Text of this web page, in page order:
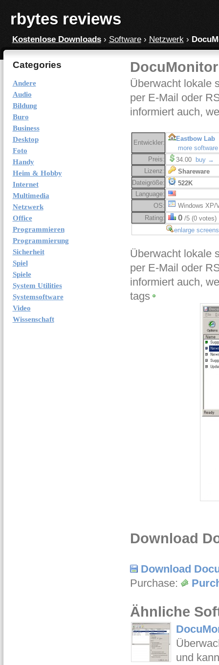
rbytes reviews
Kostenlose Downloads› Software› Netzwerk›
Categories
Andere
Audio
Bildung
Buro
Business
Desktop
Foto
Handy
Heim & Hobby
Internet
Multimedia
Netzwerk
Office
Programmieren
Programmierung
Sicherheit
Spiel
Spiele
System Utilities
Systemsoftware
Video
Wissenschaft
Überwacht lokale
per E-Mail oder
informiert auch,
Entwickler:
Eastbow Lab
more
Preis:
34.00
buy →
Lizenz:
Shareware
Dateigröße:
522K
Language:
OS:
Windows XP/
Rating:
0/5 (0 votes)
enlarge
Überwacht lokale
per E-Mail oder
informiert auch,
tags
Download
Download
Purchase:
Ähnliche
und